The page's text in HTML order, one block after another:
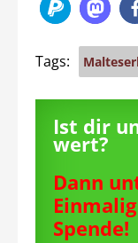
Tags:
Ist dir
wert?
Dann
Spende!